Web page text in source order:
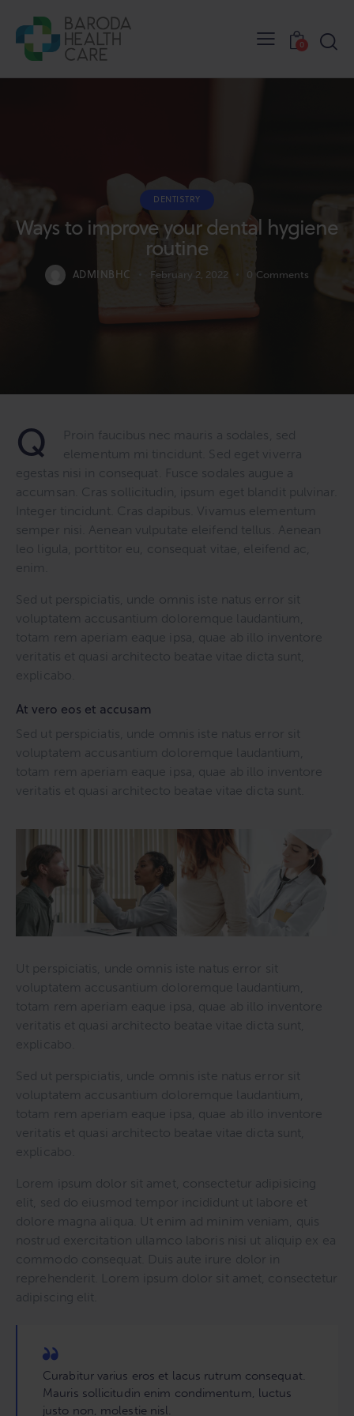
0
DENTISTRY
Ways to improve your dental hygiene
routine
ADMINBHC February 2, 2022 0 Comments
Q
Proin faucibus nec mauris a sodales, sed
elementum mi tincidunt. Sed eget viverra
egestas nisi in consequat. Fusce sodales augue a
accumsan. Cras sollicitudin, ipsum eget blandit pulvinar.
Integer tincidunt. Cras dapibus. Vivamus elementum
semper nisi. Aenean vulputate eleifend tellus. Aenean
leo ligula, porttitor eu, consequat vitae, eleifend ac,
enim.
Sed ut perspiciatis, unde omnis iste natus error sit
voluptatem accusantium doloremque laudantium,
totam rem aperiam eaque ipsa, quae ab illo inventore
veritatis et quasi architecto beatae vitae dicta sunt,
explicabo.
At vero eos et accusam
Sed ut perspiciatis, unde omnis iste natus error sit
voluptatem accusantium doloremque laudantium,
totam rem aperiam eaque ipsa, quae ab illo inventore
veritatis et quasi architecto beatae vitae dicta sunt.
Ut perspiciatis, unde omnis iste natus error sit
voluptatem accusantium doloremque laudantium,
totam rem aperiam eaque ipsa, quae ab illo inventore
veritatis et quasi architecto beatae vitae dicta sunt,
explicabo.
Sed ut perspiciatis, unde omnis iste natus error sit
voluptatem accusantium doloremque laudantium,
totam rem aperiam eaque ipsa, quae ab illo inventore
veritatis et quasi architecto beatae vitae dicta sunt,
explicabo.
Lorem ipsum dolor sit amet, consectetur adipisicing
elit, sed do eiusmod tempor incididunt ut labore et
dolore magna aliqua. Ut enim ad minim veniam, quis
nostrud exercitation ullamco laboris nisi ut aliquip ex ea
commodo consequat. Duis aute irure dolor in
reprehenderit. Lorem ipsum dolor sit amet, consectetur
adipiscing elit.
Curabitur varius eros et lacus rutrum consequat.
Mauris sollicitudin enim condimentum, luctus
justo non, molestie nisl.